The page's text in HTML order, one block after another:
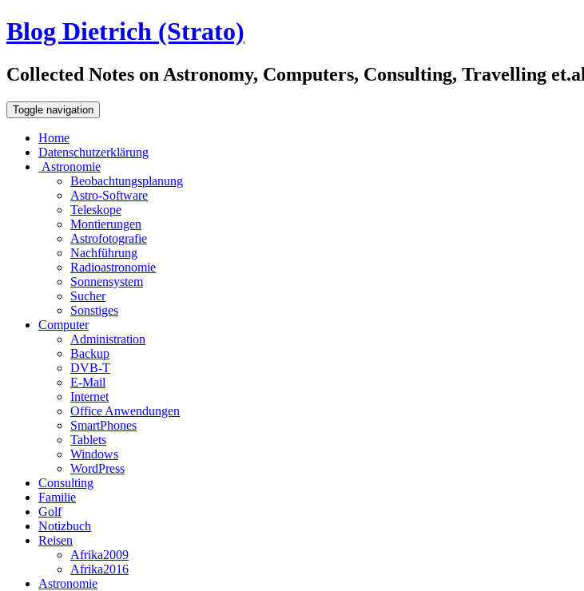
Blog Dietrich (Strato)
Collected Notes on Astronomy, Computers, Consulting, Travelling
Toggle navigation
Home
Datenschutzerklärung
Astronomie
Beobachtungsplanung
Astro-Software
Teleskope
Montierungen
Astrofotografie
Nachführung
Radioastronomie
Sonnensystem
Sucher
Sonstiges
Computer
Administration
Backup
DVB-T
E-Mail
Internet
Office Anwendungen
SmartPhones
Tablets
Windows
WordPress
Consulting
Familie
Golf
Notizbuch
Reisen
Afrika2009
Afrika2016
Astronomie